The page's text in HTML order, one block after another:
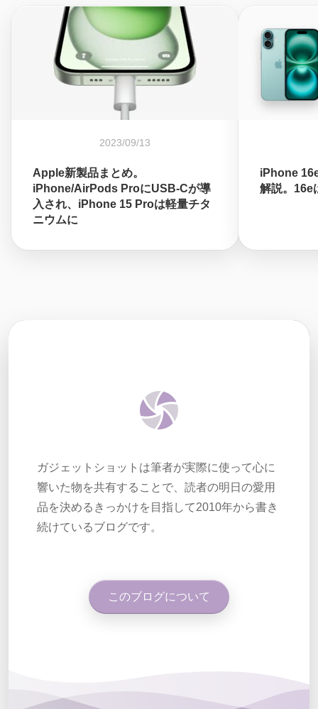
2023/09/13
Apple新製品まとめ。
iPhone/AirPods ProにUSB-Cが導
入され、iPhone 15 Proは軽量チタ
ニウムに
iPhone
解説。16e
ガジェットショットは筆者が実際に使って心に
響いた物を共有することで、読者の明日の愛用
品を決めるきっかけを目指して2010年から書き
続けているブログです。
このブログについて